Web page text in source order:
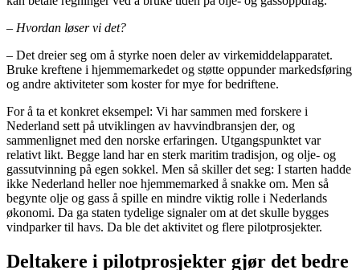
– Hvordan løser vi det?
– Det dreier seg om å styrke noen deler av virkemiddelapparatet.
Bruke kreftene i hjemmemarkedet og støtte oppunder markedsføring
og andre aktiviteter som koster for mye for bedriftene.
For å ta et konkret eksempel: Vi har sammen med forskere i
Nederland sett på utviklingen av havvindbransjen der, og
sammenlignet med den norske erfaringen. Utgangspunktet var
relativt likt. Begge land har en sterk maritim tradisjon, og olje- og
gassutvinning på egen sokkel. Men så skiller det seg: I starten hadde
ikke Nederland heller noe hjemmemarked å snakke om. Men så
begynte olje og gass å spille en mindre viktig rolle i Nederlands
økonomi. Da ga staten tydelige signaler om at det skulle bygges
vindparker til havs. Da ble det aktivitet og flere pilotprosjekter.
Deltakere i pilotprosjekter gjør det bedre